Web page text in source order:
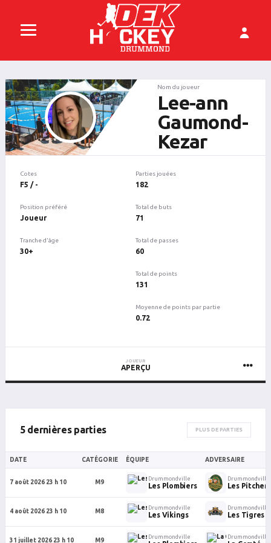
Nom du joueur
Lee-ann
Gaumond-
Kezar
Cotes
F5 / -
Position préféré
Joueur
Tranche d'âge
30+
Parties jouées
182
Total de buts
71
Total de passes
60
Total de points
131
Moyenne de points par partie
0.72
JOUEUR
APERÇU
5 dernières parties PLUS DE PARTIES
DATE CATÉGORIE ÉQUIPE ADVERSAIRE
7 août 2026 23 h 10 M9
Drummondville
Les Plombiers
Drummondville
Les Pitchers
4 août 2026 23 h 10 M8
Drummondville
Les Vikings
Drummondville
Les Tigres
31 juillet 2026 23 h 10 M9
Drummondville Drummondville